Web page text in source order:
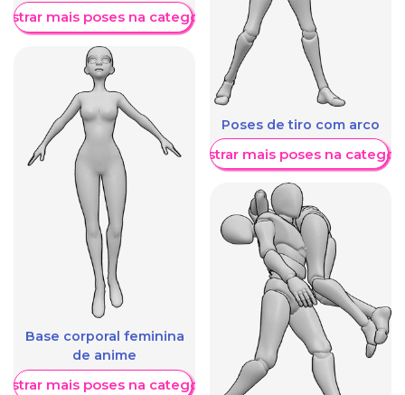
mais poses na categoria
Base corporal feminina
de anime
mais poses na categoria
Poses de tiro com arco
Mostrar mais poses na